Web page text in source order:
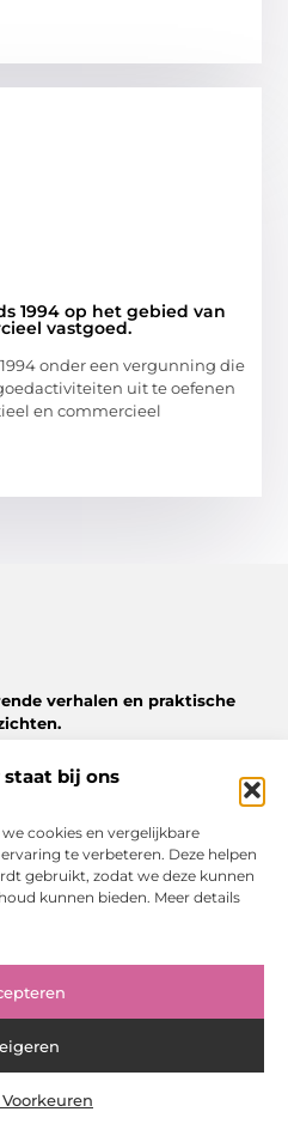
staat bij ons
cookies en vergelijkbare
te verbeteren. Deze helpen
gebruikt, zodat we deze kunnen
kunnen bieden. Meer details
1994 op het gebied van
vastgoed.
onder een vergunning die
uit te oefenen
en commercieel
verhalen en praktische
met waardevolle tips en
allemaal op
(EU)